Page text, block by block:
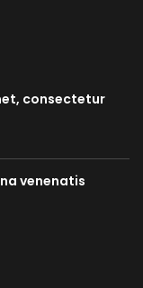
consectetur
venenatis